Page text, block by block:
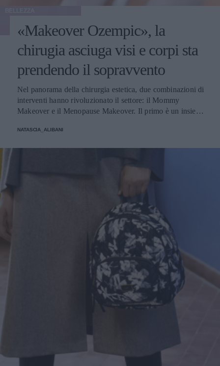
«Makeover Ozempic», la
chirugia asciuga visi e corpi sta
prendendo il sopravvento
Nel panorama della chirurgia estetica, due combinazioni di
interventi hanno rivoluzionato il settore: il Mommy
Makeover e il Menopause Makeover. Il primo è un insieme
donne a recuperare la forma fisica e l'aspetto che avevano
soprattutto addome, seno e altre aree soggette a
a questi si aggiunge a questa élite una terza opzione
emergente che punta a ripristinare il volume e contrastare
l'invecchiamento, distinguendosi per la sua unicità, il
cosiddetto Ozempic Makeover, che segue il grande
successo che il farmaco, inizialmente pensato per i pazienti
con diabete di tipo 2, ha riscosso negli ultimi tempi anche
fra molte celebrità di Hollywood - con conseguenti,
inevitabili polemiche - per la sua grande capacità di
accelerare la perdita di peso. Secondo il chirurgo plastico
di New York, Elie Levine, l’aumento dei trattamenti
estetici post-perdita di peso è una naturale conseguenza
difficili da eliminare con dieta ed esercizio. "Molti di
questi pazienti hanno un’attenzione particolare per
l’estetica - spiega Levine a New Beauty - Chi utilizza
NATASCIA_ALIBANI